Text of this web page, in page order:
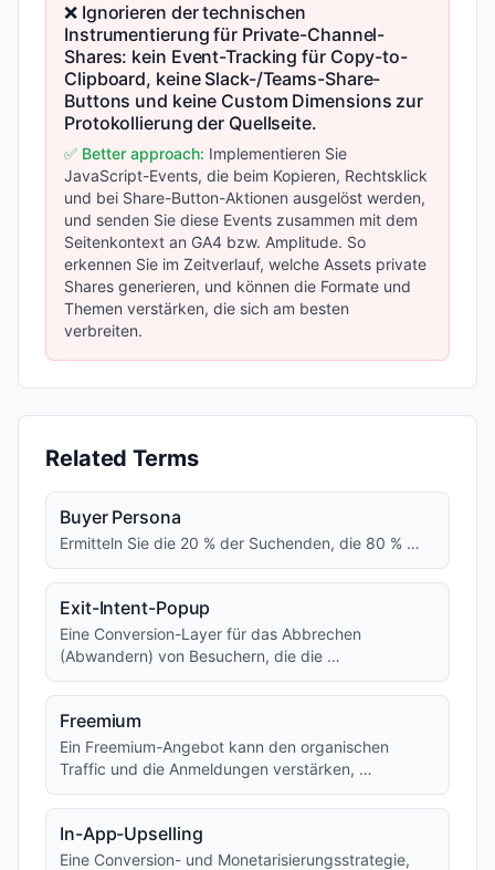
❌ Ignorieren der technischen
Instrumentierung für Private-Channel-
Shares: kein Event-Tracking für Copy-to-
Clipboard, keine Slack-/Teams-Share-
Buttons und keine Custom Dimensions zur
Protokollierung der Quellseite.
✅ Better approach: Implementieren Sie
JavaScript-Events, die beim Kopieren, Rechtsklick
und bei Share-Button-Aktionen ausgelöst werden,
und senden Sie diese Events zusammen mit dem
Seitenkontext an GA4 bzw. Amplitude. So
erkennen Sie im Zeitverlauf, welche Assets private
Shares generieren, und können die Formate und
Themen verstärken, die sich am besten
verbreiten.
Related Terms
Buyer Persona
Ermitteln Sie die 20 % der Suchenden, die 80 % …
Exit-Intent-Popup
Eine Conversion-Layer für das Abbrechen
(Abwandern) von Besuchern, die die …
Freemium
Ein Freemium-Angebot kann den organischen
Traffic und die Anmeldungen verstärken, …
In-App-Upselling
Eine Conversion- und Monetarisierungsstrategie,